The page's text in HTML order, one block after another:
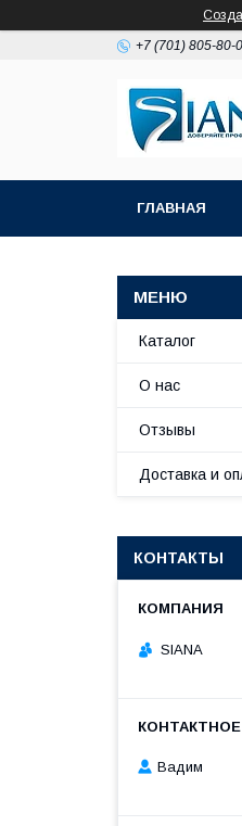
+7 (701) 805-80-
ГЛАВНАЯ
Каталог
О нас
Отзывы
Доставка и
КОНТАКТЫ
SIANA
Вадим